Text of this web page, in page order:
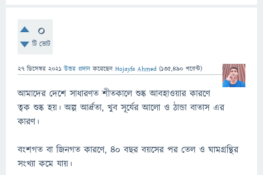
0
টি ভোট
27 ডিসেম্বর 2021 উত্তর প্রদান করেছেন Hojayfa Ahmed (135,490 পয়েন্ট)
আমাদের দেশে সাধারণত শীতকালে শুষ্ক আবহাওয়ার কারণে
ত্বক শুষ্ক হয়। অল্প আর্দ্রতা, খুব সূর্যের আলো ও ঠান্ডা বাতাস এর
কারণ।
বংশগত বা জিনগত কারণে, ৪০ বছর বয়সের পর তেল ও ঘামগ্রন্থির
সংখ্যা কমে যায়।